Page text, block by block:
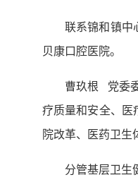
联系锦和镇中
贝康口腔医院。
曹玖根 党委
疗质量和安全、
院改革、医药卫生
分管基层卫生